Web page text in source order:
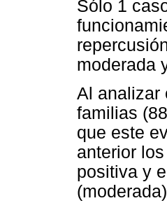
Sólo 1
moderada
Al analizar
familias
que este
anterior
positiva y